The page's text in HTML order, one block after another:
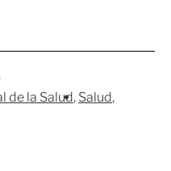
de la Salud Salud